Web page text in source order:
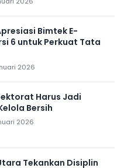
Bimtek E-
6 untuk Perkuat Tata
2026
Harus Jadi
Bersih
2026
Tekankan Disiplin